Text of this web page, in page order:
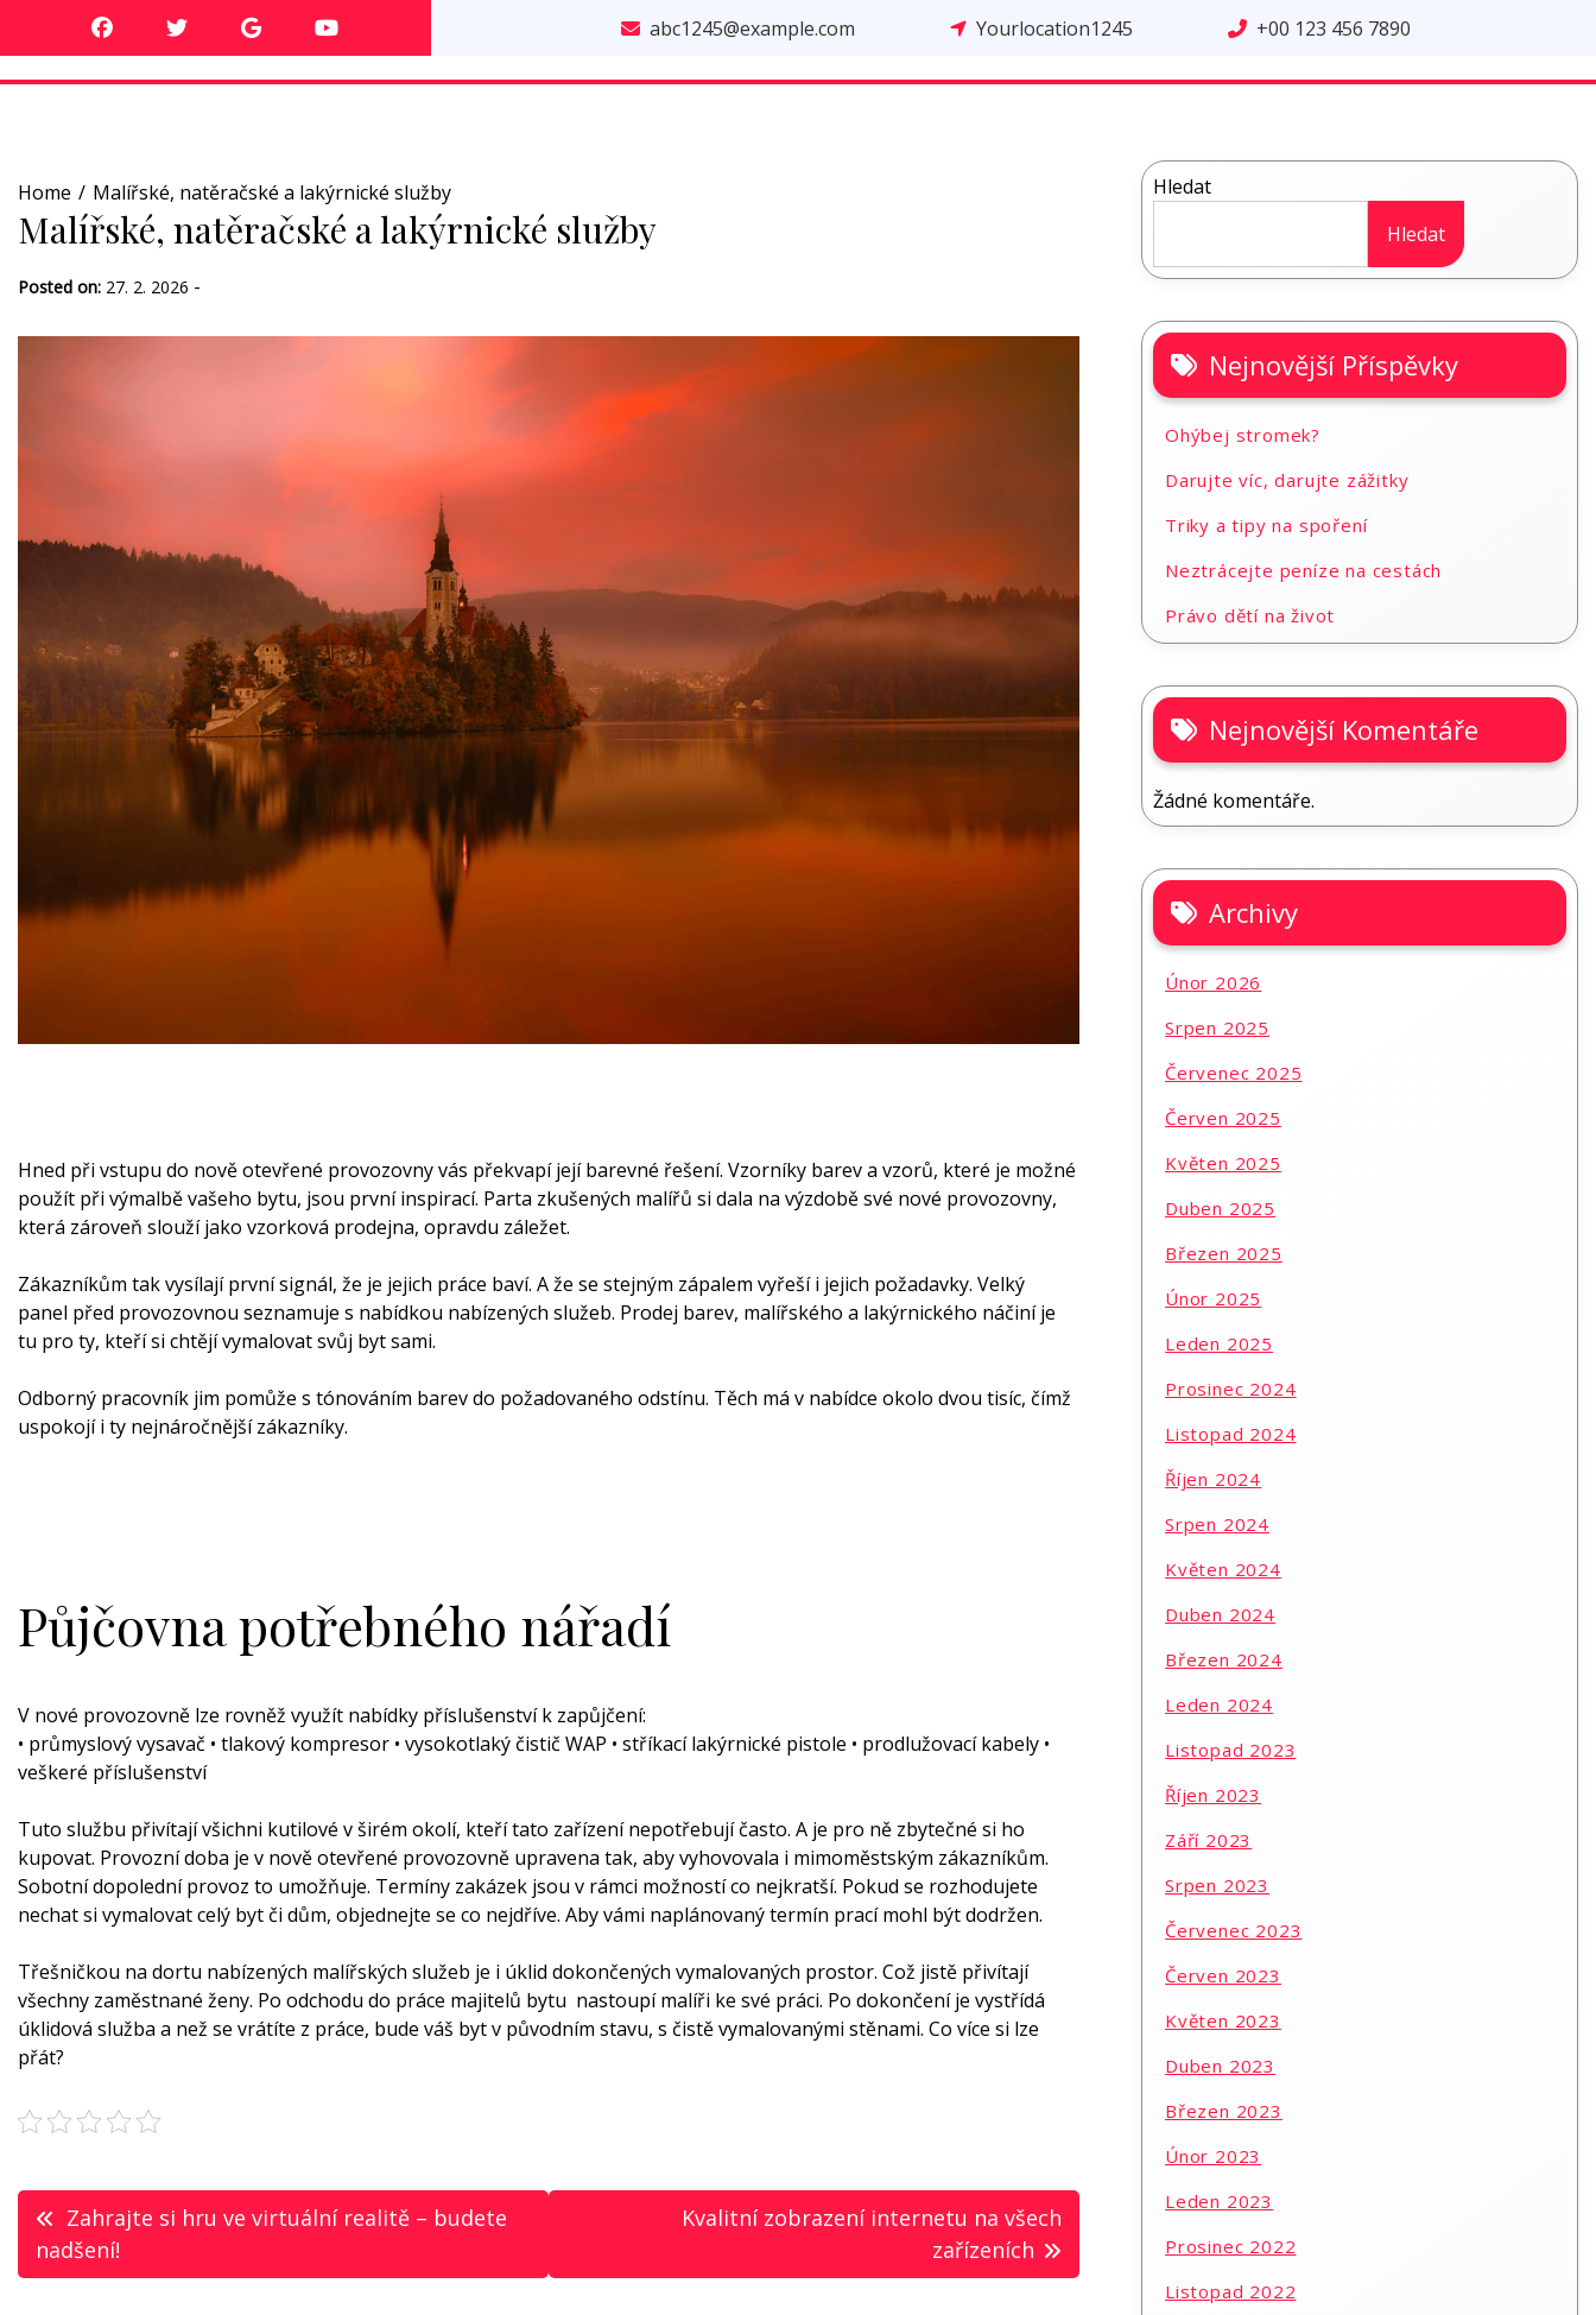
abc1245@example.com Yourlocation1245 +00 123 456 7890
Home Malířské, natěračské a lakýrnické služby
Malířské, natěračské a lakýrnické služby
Posted on: 27. 2. 2026 -
Hned při vstupu do nově otevřené provozovny vás překvapí její barevné řešení. Vzorníky barev a vzorů, které je možné
použít při výmalbě vašeho bytu, jsou první inspirací. Parta zkušených malířů si dala na výzdobě své nové provozovny,
která zároveň slouží jako vzorková prodejna, opravdu záležet.
Zákazníkům tak vysílají první signál, že je jejich práce baví. A že se stejným zápalem vyřeší i jejich požadavky. Velký
panel před provozovnou seznamuje s nabídkou nabízených služeb. Prodej barev, malířského a lakýrnického náčiní je
tu pro ty, kteří si chtějí vymalovat svůj byt sami.
Odborný pracovník jim pomůže s tónováním barev do požadovaného odstínu. Těch má v nabídce okolo dvou tisíc, čímž
uspokojí i ty nejnáročnější zákazníky.
Půjčovna potřebného nářadí
V nové provozovně lze rovněž využít nabídky příslušenství k zapůjčení:
• průmyslový vysavač • tlakový kompresor • vysokotlaký čistič WAP • stříkací lakýrnické pistole • prodlužovací kabely •
veškeré příslušenství
Tuto službu přivítají všichni kutilové v širém okolí, kteří tato zařízení nepotřebují často. A je pro ně zbytečné si ho
kupovat. Provozní doba je v nově otevřené provozovně upravena tak, aby vyhovovala i mimoměstským zákazníkům.
Sobotní dopolední provoz to umožňuje. Termíny zakázek jsou v rámci možností co nejkratší. Pokud se rozhodujete
nechat si vymalovat celý byt či dům, objednejte se co nejdříve. Aby vámi naplánovaný termín prací mohl být dodržen.
Třešničkou na dortu nabízených malířských služeb je i úklid dokončených vymalovaných prostor. Což jistě přivítají
všechny zaměstnané ženy. Po odchodu do práce majitelů bytu nastoupí malíři ke své práci. Po dokončení je vystřídá
úklidová služba a než se vrátíte z práce, bude váš byt v původním stavu, s čistě vymalovanými stěnami. Co více si lze
přát?
Navigace
pro
Zahrajte si hru ve virtuální realitě – budete
nadšení!
Kvalitní zobrazení internetu na všech
zařízeních
Hledat
Hledat
Nejnovější Příspěvky
Ohýbej stromek?
Darujte víc, darujte zážitky
Triky a tipy na spoření
Neztrácejte peníze na cestách
Právo dětí na život
Nejnovější Komentáře
Žádné komentáře.
Archivy
Únor 2026
Srpen 2025
Červenec 2025
Červen 2025
Květen 2025
Duben 2025
Březen 2025
Únor 2025
Leden 2025
Prosinec 2024
Listopad 2024
Říjen 2024
Srpen 2024
Květen 2024
Duben 2024
Březen 2024
Leden 2024
Listopad 2023
Říjen 2023
Září 2023
Srpen 2023
Červenec 2023
Červen 2023
Květen 2023
Duben 2023
Březen 2023
Únor 2023
Leden 2023
Prosinec 2022
Listopad 2022